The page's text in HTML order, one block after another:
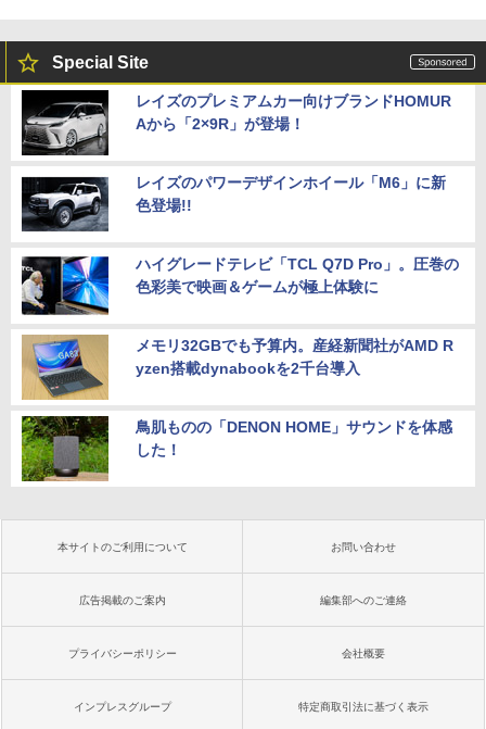
大SSD1TB メモリ32GB 中古パソコン フ
￥24,800
5
エントリーで最大10倍！充実機能ノート
パソコン テンキー/DVD/WEBカメラ内蔵
第8世代Core i3/i5 Core i7 最大メモリ16
カー15.6型 DVD内蔵 15.6インチ HDMI P
olaris Office搭載 最新MicrosoftOffice2
024可 Windows11 長期保証 中古PC
￥29,800
Special Site
レイズのプレミアムカー向けブランドHOMUR
Aから「2×9R」が登場！
レイズのパワーデザインホイール「M6」に新
色登場!!
ハイグレードテレビ「TCL Q7D Pro」。圧巻の
色彩美で映画＆ゲームが極上体験に
メモリ32GBでも予算内。産経新聞社がAMD R
yzen搭載dynabookを2千台導入
鳥肌ものの「DENON HOME」サウンドを体感
した！
本サイトのご利用について お問い合わせ
広告掲載のご案内 編集部へのご連絡
プライバシーポリシー 会社概要
インプレスグループ 特定商取引法に基づく表示